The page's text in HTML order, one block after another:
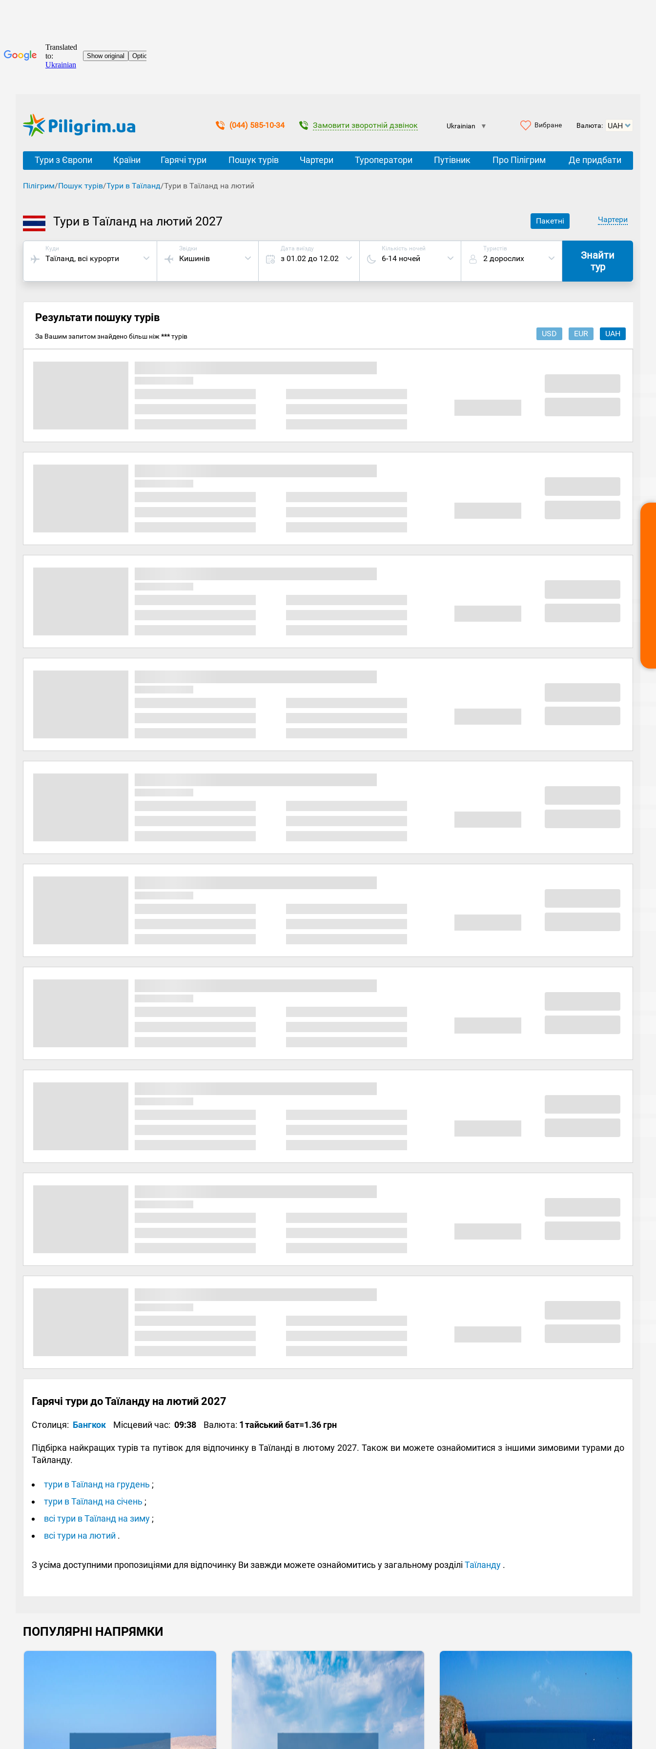
(044) 585-10-34 Замовити зворотній дзвінок Ukrainian ▼ Вибране Валюта:
Тури з Європи Країни Гарячі тури Пошук турів Чартери Туроператори Путівник Про Пілігрим Де придбати
Пілігрим/Пошук турів/Тури в Таїланд/Тури в Таїланд на лютий
Тури в Таїланд на лютий 2027 Пакетні Чартери
Куди
Таїланд, всі курорти
Звідки
Кишинів
Дата виїзду
з 01.02 до 12.02
Кількість ночей
6-14 ночей
Туристів
2 дорослих
Знайти
тур
Результати пошуку турів
USD EUR UAH
За Вашим запитом знайдено більш ніж ***турів
Гарячі тури до Таїланду на лютий 2027
Столиця: Бангкок Місцевий час: 09:38 Валюта: 1тайський бат=1.36 грн
Підбірка найкращих турів та путівок для відпочинку в Таїланді в лютому 2027. Також ви можете ознайомитися з іншими зимовими турами до
Тайланду.
тури в Таїланд на грудень ;
тури в Таїланд на січень ;
всі тури в Таїланд на зиму ;
всі тури на лютий .
З усіма доступними пропозиціями для відпочинку Ви завжди можете ознайомитись у загальному розділі Таїланду .
ПОПУЛЯРНІ НАПРЯМКИ